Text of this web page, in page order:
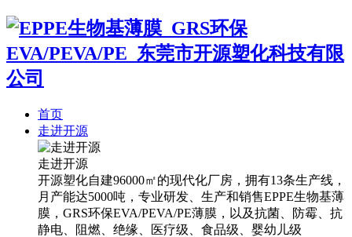
首页
走进开源
走进开源
开源塑化自建96000㎡的现代化厂房，拥有13条生产线，
月产能达5000吨，专业研发、生产和销售EPPE生物基薄
膜，GRS环保EVA/PEVA/PE薄膜，以及抗菌、防霉、抗
静电、阻燃、绝缘、医疗级、食品级、婴幼儿级